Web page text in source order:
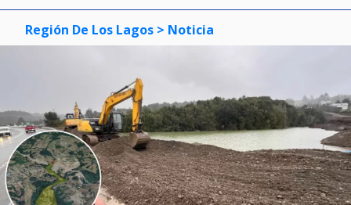
Región De Los Lagos > Noticia